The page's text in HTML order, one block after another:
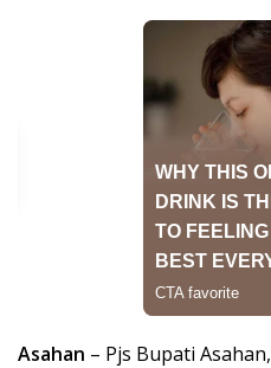
Asahan – Pjs Bupati